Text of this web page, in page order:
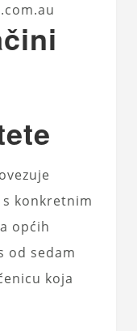
konkretnim
općih
od sedam
koja